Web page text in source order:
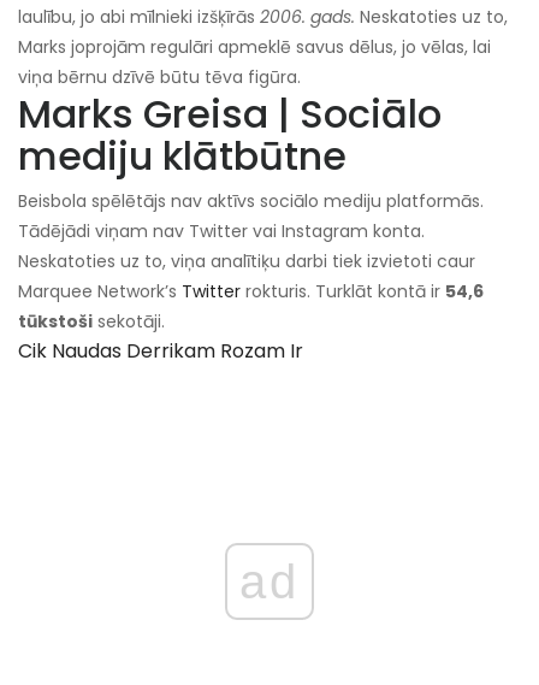
laulību, jo abi mīlnieki izšķīrās 2006. gads. Neskatoties uz to,
Marks joprojām regulāri apmeklē savus dēlus, jo vēlas, lai
viņa bērnu dzīvē būtu tēva figūra.
Marks Greisa | Sociālo
mediju klātbūtne
Beisbola spēlētājs nav aktīvs sociālo mediju platformās.
Tādējādi viņam nav Twitter vai Instagram konta.
Neskatoties uz to, viņa analītiķu darbi tiek izvietoti caur
Marquee Network’s Twitter rokturis. Turklāt kontā ir 54,6
tūkstoši sekotāji.
Cik Naudas Derrikam Rozam Ir
ad